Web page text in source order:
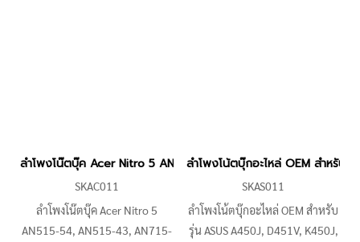
ลำโพงโน๊ตบุ๊ค Acer Nitro 5 AN515-54 / AN515-43 / AN715-51
SKAC011
ลำโพงโน๊ตบุ๊ค Acer Nitro 5
AN515-54, AN515-43, AN715-
ลำโพงโน้ตบุ๊กอะไหล่ OEM สำหรับ
SKAS011
ลำโพงโน้ตบุ๊กอะไหล่ OEM สำหรับ
รุ่น ASUS A450J, D451V, K450J,